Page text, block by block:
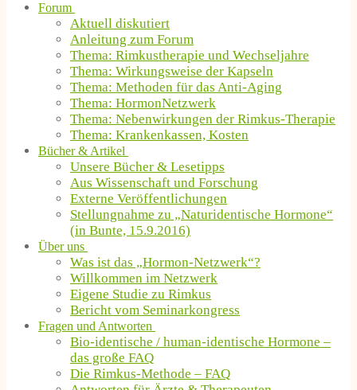
Forum
Aktuell diskutiert
Anleitung zum Forum
Thema: Rimkustherapie und Wechseljahre
Thema: Wirkungsweise der Kapseln
Thema: Methoden für das Anti-Aging
Thema: HormonNetzwerk
Thema: Nebenwirkungen der Rimkus-Therapie
Thema: Krankenkassen, Kosten
Bücher & Artikel
Unsere Bücher & Lesetipps
Aus Wissenschaft und Forschung
Externe Veröffentlichungen
Stellungnahme zu „Naturidentische Hormone“
(in Bunte, 15.9.2016)
Über uns
Was ist das „Hormon-Netzwerk“?
Willkommen im Netzwerk
Eigene Studie zu Rimkus
Bericht vom Seminarkongress
Fragen und Antworten
Bio-identische / human-identische Hormone –
das große FAQ
Die Rimkus-Methode – FAQ